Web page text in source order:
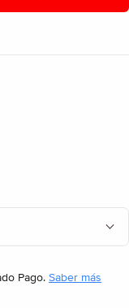
Pago. Saber más